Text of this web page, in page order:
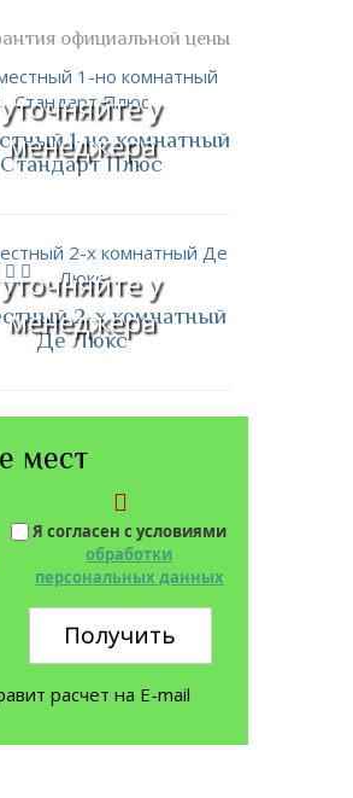
официальной цены
уточняйте у
менеджера
1-но комнатный
Стандарт Плюс
уточняйте у
менеджера
2-х комнатный
Де Люкс
мест
Я согласен с условиями
обработки
персональных данных
Получить
расчет на E-mail